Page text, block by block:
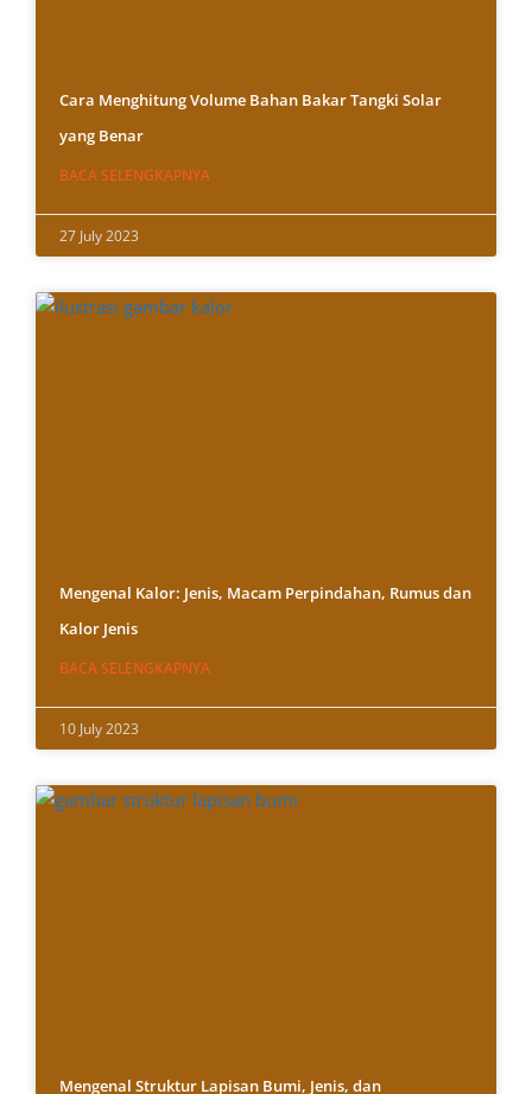
Cara Menghitung Volume Bahan Bakar Tangki Solar
yang Benar
BACA SELENGKAPNYA
27 July 2023
Mengenal Kalor: Jenis, Macam Perpindahan, Rumus dan
Kalor Jenis
BACA SELENGKAPNYA
10 July 2023
Mengenal Struktur Lapisan Bumi, Jenis, dan